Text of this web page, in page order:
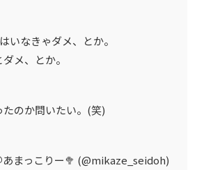
いなきゃダメ、とか。
メ、とか。
のか問いたい。(笑)
まっこりー🥦 (@mikaze_seidoh)